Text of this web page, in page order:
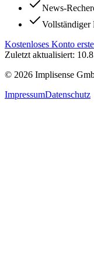
News-
Vollständiger
Kostenloses Konto
Zuletzt aktualisiert:
© 2026 Implisense
ImpressumDatenschutz